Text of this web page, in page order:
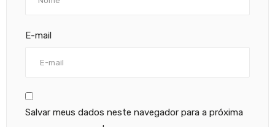
E-mail
Salvar meus dados neste navegador para a próxima